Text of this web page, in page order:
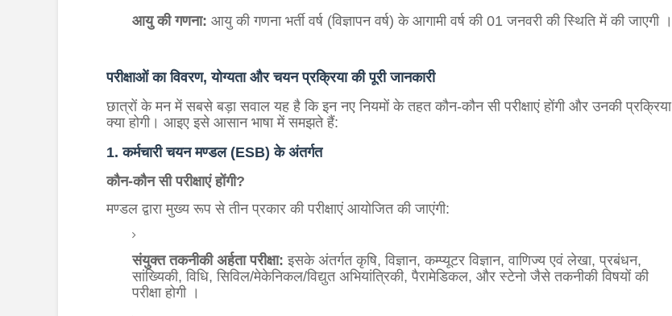
आयु की गणना: आयु की गणना भर्ती वर्ष (विज्ञापन वर्ष) के आगामी वर्ष की 01 जनवरी की स्थिति में की जाएगी ।
परीक्षाओं का विवरण, योग्यता और चयन प्रक्रिया की पूरी जानकारी
छात्रों के मन में सबसे बड़ा सवाल यह है कि इन नए नियमों के तहत कौन-कौन सी परीक्षाएं होंगी और उनकी प्रक्रिया
क्या होगी। आइए इसे आसान भाषा में समझते हैं:
1. कर्मचारी चयन मण्डल (ESB) के अंतर्गत
कौन-कौन सी परीक्षाएं होंगी?
मण्डल द्वारा मुख्य रूप से तीन प्रकार की परीक्षाएं आयोजित की जाएंगी:
संयुक्त तकनीकी अर्हता परीक्षा: इसके अंतर्गत कृषि, विज्ञान, कम्प्यूटर विज्ञान, वाणिज्य एवं लेखा, प्रबंधन,
सांख्यिकी, विधि, सिविल/मेकेनिकल/विद्युत अभियांत्रिकी, पैरामेडिकल, और स्टेनो जैसे तकनीकी विषयों की
परीक्षा होगी ।